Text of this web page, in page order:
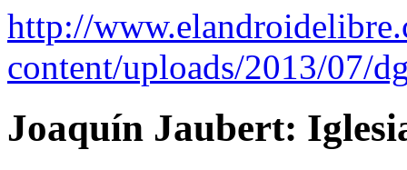
http://
content/uploads/2013/07/
Joaquín Jaubert: